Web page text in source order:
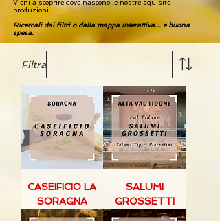
Vieni a scoprire dove nascono le nostre squisite
produzioni.
Ricercali dai filtri o dalla mappa interattiva... e buona
spesa.
Filtra
CASEIFICIO LA
SORAGNA
SALUMI
GROSSETTI